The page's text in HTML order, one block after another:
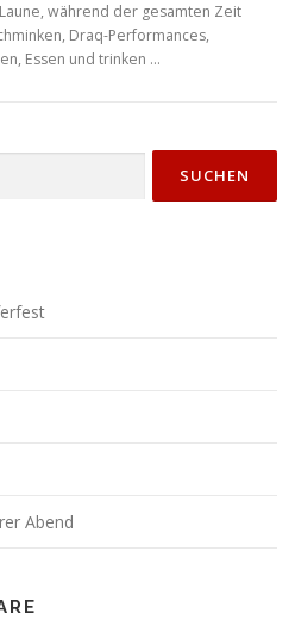
während der gesamten Zeit
Draq-Performances,
Essen und trinken …
Abend